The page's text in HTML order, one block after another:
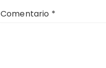
Comentario *